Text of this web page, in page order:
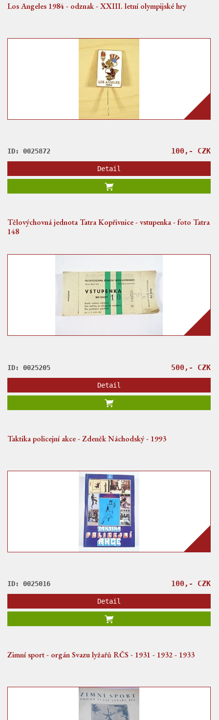
Los Angeles 1984 - odznak - XXIII. letní olympijské hry
ID: 0025872 100,- CZK
Detail
Tělovýchovná jednota Tatra Kopřivnice - vstupenka - foto Tatra
148
ID: 0025205 500,- CZK
Detail
Taktika policejní akce - Zdeněk Náchodský - 1993
ID: 0025016 100,- CZK
Detail
Zimní sport - orgán Svazu lyžařů RČS - 1931 - 1932 - 1933